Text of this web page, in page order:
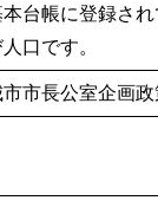
台帳に登録さ
口です。
市長公室企画政